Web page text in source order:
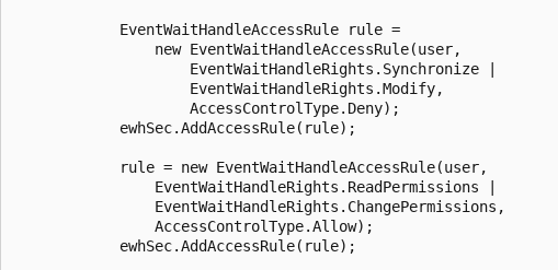
            EventWaitHandleAccessRule rule =
                new EventWaitHandleAccessRule(user,
                    EventWaitHandleRights.Synchronize |
                    EventWaitHandleRights.Modify,
                    AccessControlType.Deny);
            ewhSec.AddAccessRule(rule);
            rule = new EventWaitHandleAccessRule(user,
                EventWaitHandleRights.ReadPermissions |
                EventWaitHandleRights.ChangePermissions,
                AccessControlType.Allow);
            ewhSec.AddAccessRule(rule);